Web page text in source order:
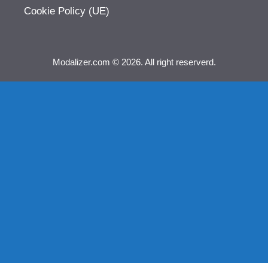
Cookie Policy (UE)
Modalizer.com © 2026. All right reserverd.